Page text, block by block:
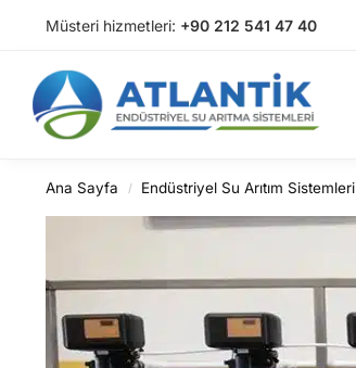
Müsteri hizmetleri: +90 212 541 47 40
Arama
Ana Sayfa / Endüstriyel Su Arıtım Sistemleri